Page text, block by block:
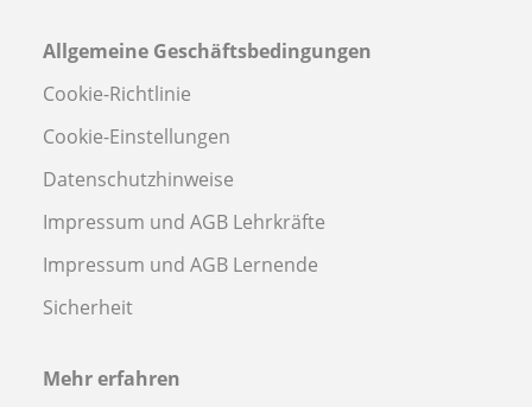
Allgemeine Geschäftsbedingungen
Cookie-Richtlinie
Cookie-Einstellungen
Datenschutzhinweise
Impressum und AGB Lehrkräfte
Impressum und AGB Lernende
Sicherheit
Mehr erfahren